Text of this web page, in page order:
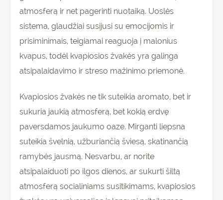
atmosferą ir net pagerinti nuotaiką. Uoslės
sistema, glaudžiai susijusi su emocijomis ir
prisiminimais, teigiamai reaguoja į malonius
kvapus, todėl kvapiosios žvakės yra galinga
atsipalaidavimo ir streso mažinimo priemonė.
Kvapiosios žvakės ne tik suteikia aromato, bet ir
sukuria jaukią atmosferą, bet kokią erdvę
paversdamos jaukumo oaze. Mirganti liepsna
suteikia švelnią, užburiančią šviesą, skatinančią
ramybės jausmą. Nesvarbu, ar norite
atsipalaiduoti po ilgos dienos, ar sukurti šiltą
atmosferą socialiniams susitikimams, kvapiosios